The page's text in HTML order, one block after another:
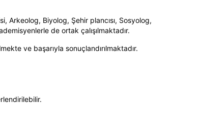
Arkeolog, Biyolog, Şehir plancısı, Sosyolog,
de ortak çalışılmaktadır.
ve başarıyla sonuçlandırılmaktadır.